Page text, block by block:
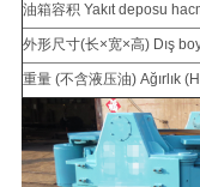
油箱容积 Yakıt deposu
外形尺寸(长×宽×高) Dış
重量 (不含液压油) Ağırlık